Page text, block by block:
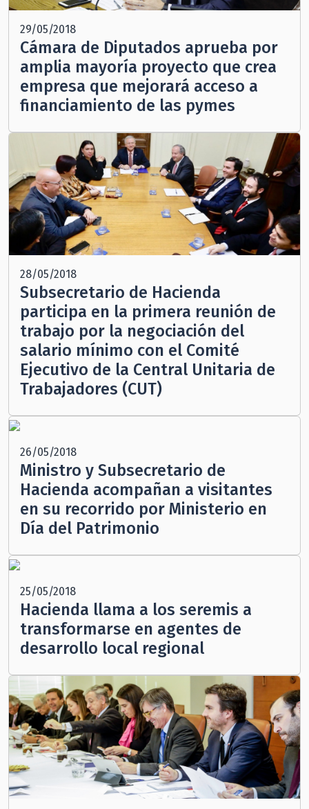
29/05/2018
Cámara de Diputados aprueba por
amplia mayoría proyecto que crea
empresa que mejorará acceso a
financiamiento de las pymes
28/05/2018
Subsecretario de Hacienda
participa en la primera reunión de
trabajo por la negociación del
salario mínimo con el Comité
Ejecutivo de la Central Unitaria de
Trabajadores (CUT)
26/05/2018
Ministro y Subsecretario de
Hacienda acompañan a visitantes
en su recorrido por Ministerio en
Día del Patrimonio
25/05/2018
Hacienda llama a los seremis a
transformarse en agentes de
desarrollo local regional